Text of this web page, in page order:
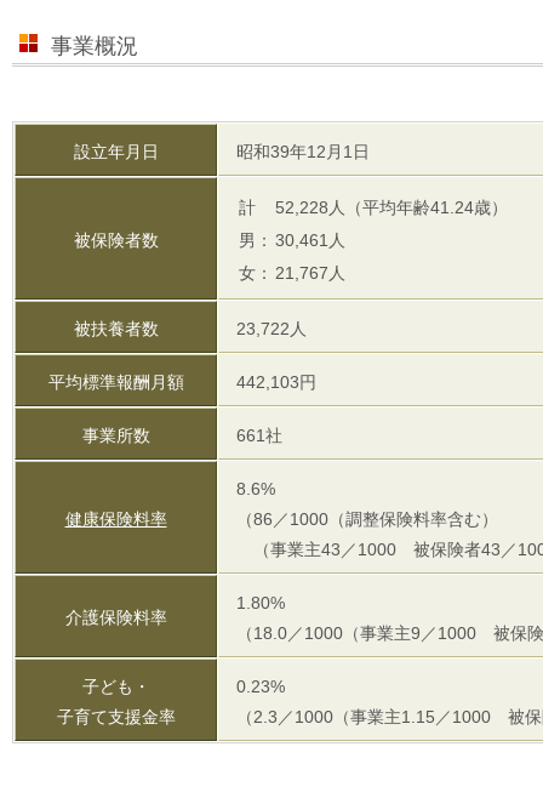
事業概況
設立年月日 昭和39年12月1日
被保険者数
計
52,228人（平均年齢41.24歳）
男： 30,461人
女： 21,767人
被扶養者数 23,722人
平均標準報酬月額 442,103円
事業所数 661社
健康保険料率
8.6%
（86／1000（調整保険料率含む）
（事業主43／1000 被保険者43／
介護保険料率
1.80%
（18.0／1000（事業主9／1000 被保
子ども・
子育て支援金率
0.23%
（2.3／1000（事業主1.15／1000 被